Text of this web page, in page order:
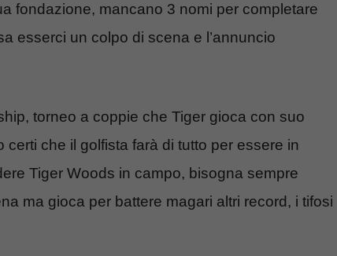
fondazione, mancano 3 nomi per completare
esserci un colpo di scena e l’annuncio
torneo a coppie che Tiger gioca con suo
che il golfista farà di tutto per essere in
Tiger Woods in campo, bisogna sempre
ma gioca per battere magari altri record, i tifosi